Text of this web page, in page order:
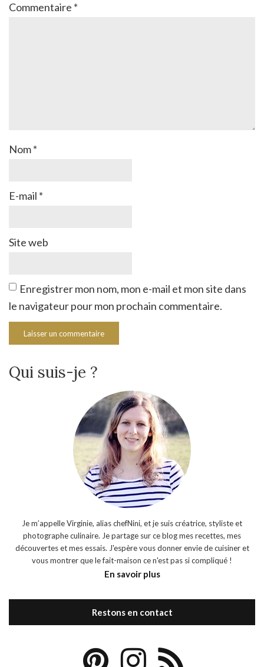
Commentaire *
Nom*
E-mail *
Site web
Enregistrer mon nom, mon e-mail et mon site dans
le navigateur pour mon prochain commentaire.
Qui suis-je ?
Je m’appelle Virginie, alias chefNini, et je suis créatrice, styliste et
photographe culinaire. Je partage sur ce blog mes recettes, mes
découvertes et mes essais. J'espère vous donner envie de cuisiner et
vous montrer que le fait-maison ce n'est pas si compliqué !
En savoir plus
Restons en contact